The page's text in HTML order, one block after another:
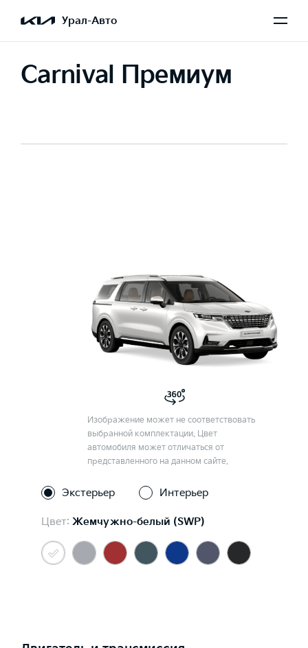
Урал-Авто
Carnival Премиум
Изображение может не соответствовать
выбранной комплектации. Цвет
автомобиля может отличаться от
представленного на данном сайте.
Экстерьер Интерьер
Цвет: Жемчужно-белый (SWP)